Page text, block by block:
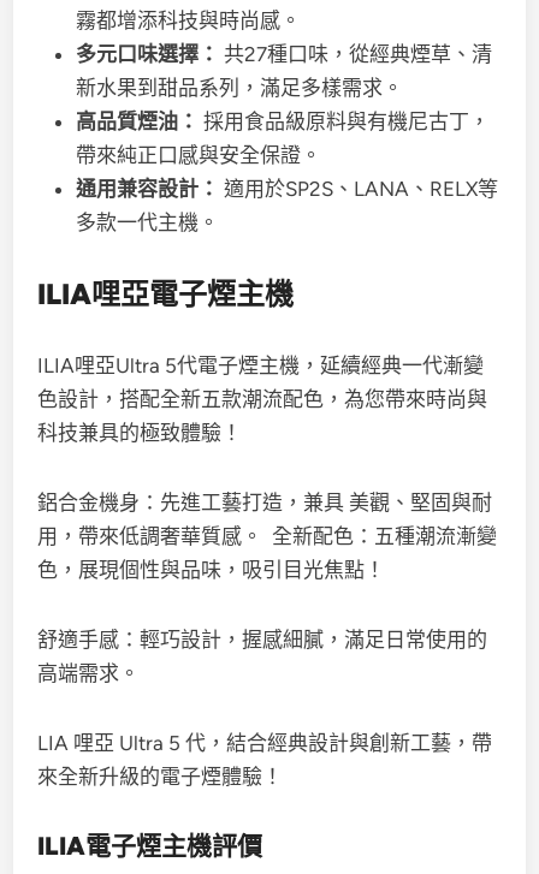
霧都增添科技與時尚感。
多元口味選擇： 共27種口味，從經典煙草、清
新水果到甜品系列，滿足多樣需求。
高品質煙油： 採用食品級原料與有機尼古丁，
帶來純正口感與安全保證。
通用兼容設計： 適用於SP2S、LANA、RELX等
多款一代主機。
ILIA哩亞電子煙主機
ILIA哩亞Ultra 5代電子煙主機，延續經典一代漸變
色設計，搭配全新五款潮流配色，為您帶來時尚與
科技兼具的極致體驗！
鋁合金機身：先進工藝打造，兼具 美觀、堅固與耐
用，帶來低調奢華質感。 全新配色：五種潮流漸變
色，展現個性與品味，吸引目光焦點！
舒適手感：輕巧設計，握感細膩，滿足日常使用的
高端需求。
LIA 哩亞 Ultra 5 代，結合經典設計與創新工藝，帶
來全新升級的電子煙體驗！
ILIA電子煙主機評價